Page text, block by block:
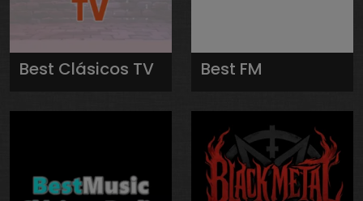
Best Clásicos TV Best FM